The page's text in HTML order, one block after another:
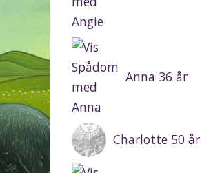
Anna 36 år
Charlotte 50 år